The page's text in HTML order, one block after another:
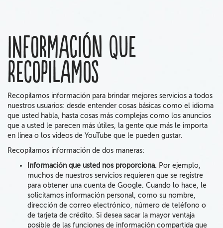
Información que
recopilamos
Recopilamos información para brindar mejores servicios a todos
nuestros usuarios: desde entender cosas básicas como el idioma
que usted habla, hasta cosas más complejas como los anuncios
que a usted le parecen más útiles, la gente que más le importa
en línea o los videos de YouTube que le pueden gustar.
Recopilamos información de dos maneras:
Información que usted nos proporciona. Por ejemplo,
muchos de nuestros servicios requieren que se registre
para obtener una cuenta de Google. Cuando lo hace, le
solicitamos información personal, como su nombre,
dirección de correo electrónico, número de teléfono o
de tarjeta de crédito. Si desea sacar la mayor ventaja
posible de las funciones de información compartida que